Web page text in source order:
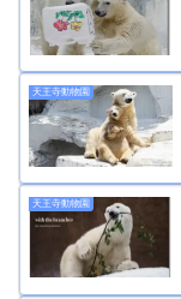
天王寺動物園
天王寺動物園